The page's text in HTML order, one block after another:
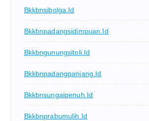
Bkkbnsibolga.id
Bkkbnpadangsidimpuan.id
Bkkbngunungsitoli.id
Bkkbnpadangpanjang.id
Bkkbnsungaipenuh.id
Bkkbnprabumulih.id